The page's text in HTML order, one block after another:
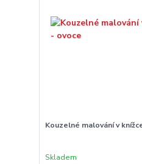
Kouzelné malování v
Skladem